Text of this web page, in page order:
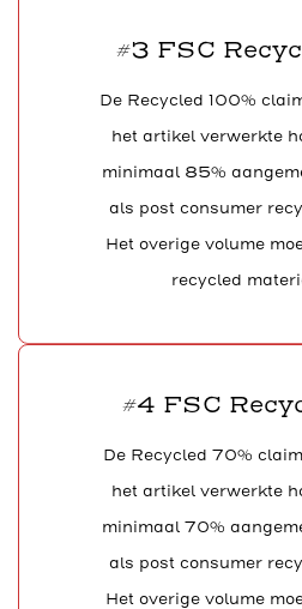
#3 FSC
De Recycled 100%
het artikel verwerkte
minimaal 85%
als post consumer
Het overige volume
recycled
#4 FSC
De Recycled 70%
het artikel verwerkte
minimaal 70%
als post consumer
Het overige volume